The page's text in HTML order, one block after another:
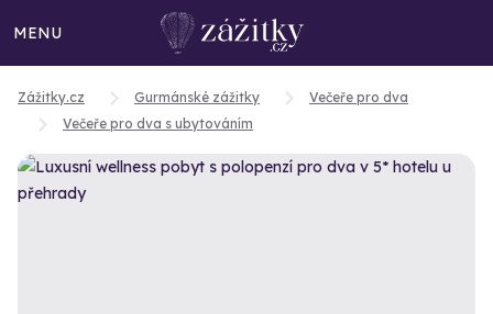
MENU
Zážitky.cz Gurmánské zážitky
Večeře pro dva
Večeře pro dva s ubytováním